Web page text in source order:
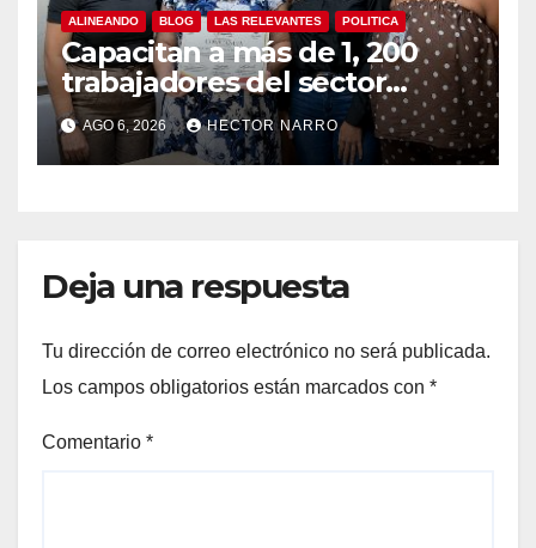
ALINEANDO BLOG LAS RELEVANTES POLITICA
Capacitan a más de 1, 200
trabajadores del sector
hotelero en derechos
humanos y respeto laboral
en Los Cabos
AGO 6, 2026 HECTOR NARRO
Deja una respuesta
Tu dirección de correo electrónico no será publicada.
Los campos obligatorios están marcados con *
Comentario *